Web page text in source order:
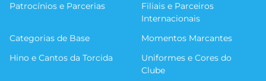
Patrocínios e Parcerias
Filiais e Parceiros
Internacionais
Categorias de Base
Momentos Marcantes
Hino e Cantos da Torcida
Uniformes e Cores do
Clube